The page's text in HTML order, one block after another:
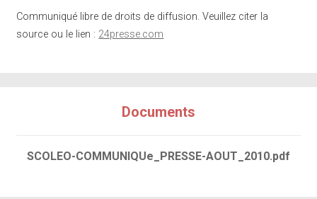
Communiqué libre de droits de diffusion. Veuillez citer la
source ou le lien : 24presse.com
Documents
SCOLEO-COMMUNIQUe_PRESSE-AOUT_2010.pdf